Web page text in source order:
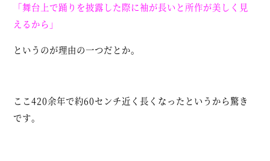
「舞台上で踊りを披露した際に袖が長いと所作が美しく見
えるから」
というのが理由の一つだとか。
ここ420余年で約60センチ近く長くなったというから驚き
です。